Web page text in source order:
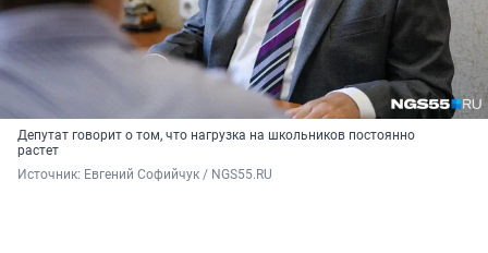
Депутат говорит о том, что нагрузка на школьников постоянно
растет
Источник: Евгений Софийчук / NGS55.RU